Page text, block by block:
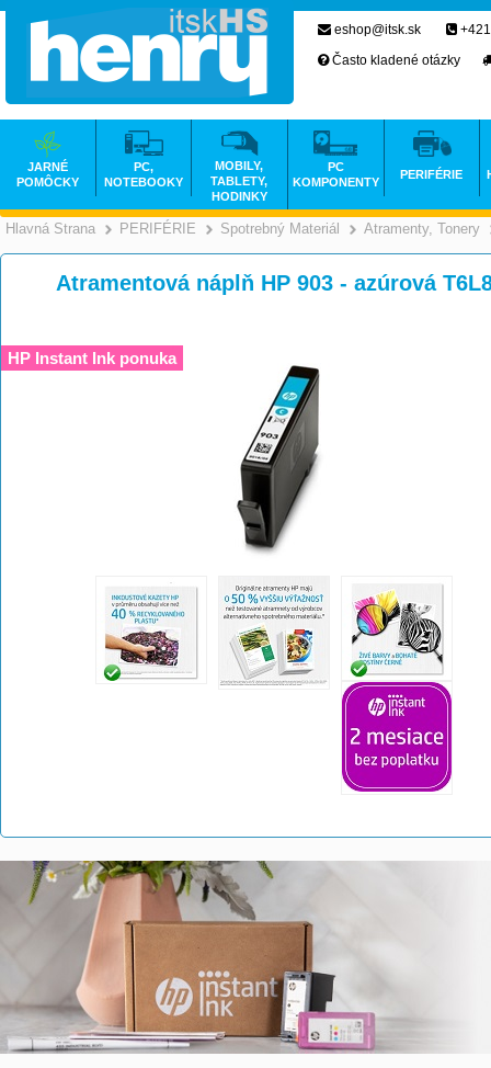
Hlavná Strana >
PERIFÉRIE >
Spotrebný Materiál >
Atramenty, Tonery
Atramentová náplň HP 903 - azúrová
HP Instant Ink ponuka
eshop@itsk.sk
Často kladené otázky
JARNÉ
POMÔCKY
PC,
NOTEBOOKY
MOBILY,
TABLETY,
HODINKY
PC
KOMPONENTY
PERIFÉRIE